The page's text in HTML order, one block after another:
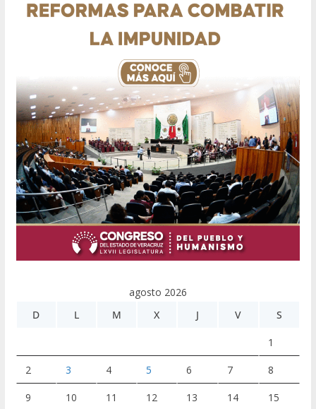
agosto 2026
D
L M X J V S
1
2 3 4 5 6 7 8
9 10 11 12 13 14 15